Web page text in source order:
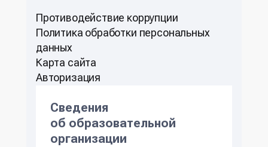
Противодействие коррупции
Политикa обработки персональных
данных
Карта сайта
Авторизация
Сведения
об образовательной
организации